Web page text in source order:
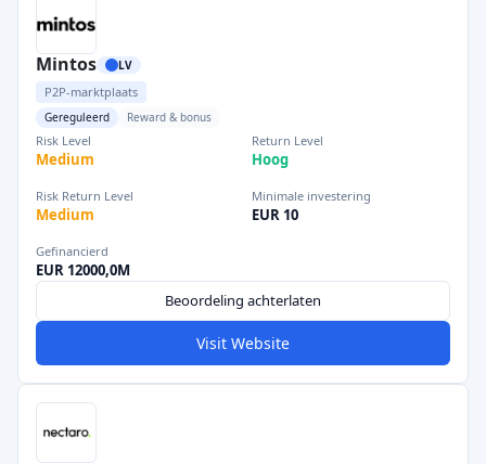
Mintos LV
P2P-marktplaats
Gereguleerd Reward & bonus
Risk Level
Medium
Return Level
Hoog
Risk Return Level
Medium
Minimale investering
EUR 10
Gefinancierd
EUR 12000,0M
Beoordeling achterlaten
Visit Website